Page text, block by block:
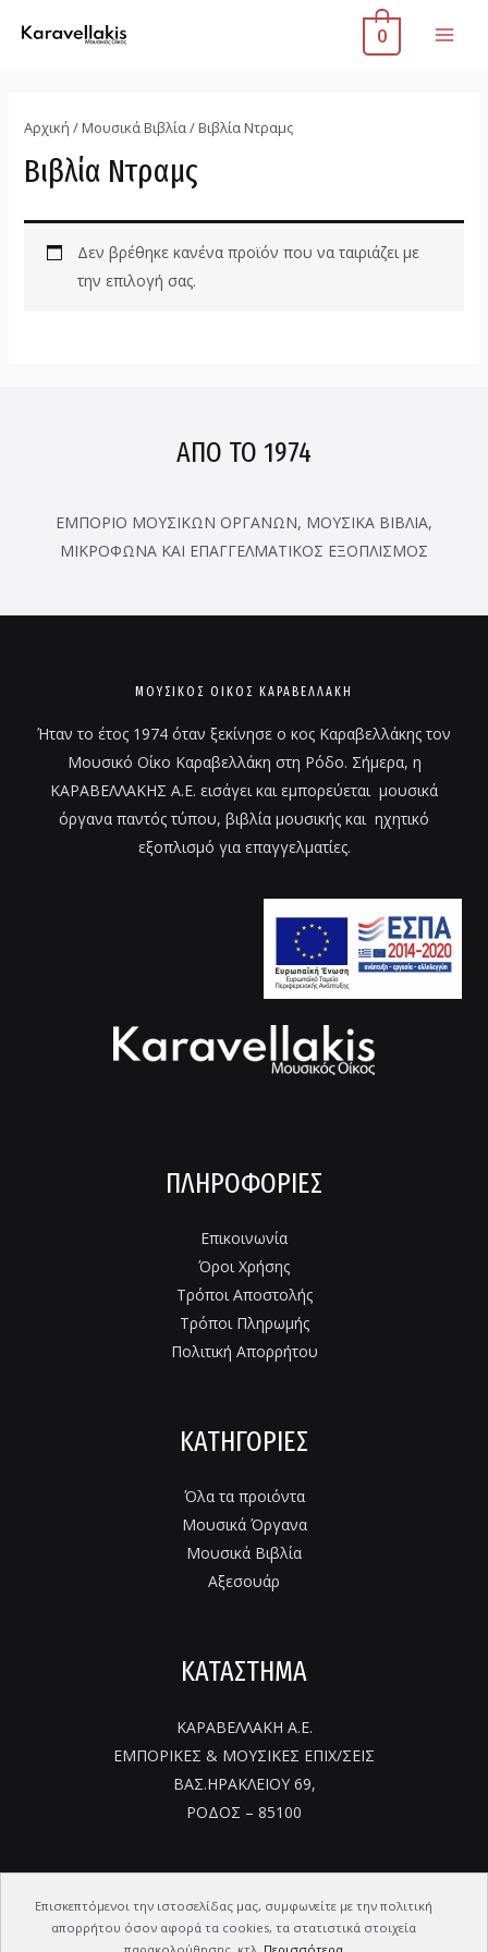
Επισκεπτόμενοι την ιστοσελίδας μας, συμφωνείτε με την πολιτική
απορρήτου όσον αφορά τα cookies, τα στατιστικά στοιχεία
0
Αρχική / Μουσικά Βιβλία/ Βιβλία Ντραμς
Βιβλία Ντραμς
Δεν βρέθηκε κανένα προϊόν που να ταιριάζει με
την επιλογή σας.
ΑΠΟ ΤΟ 1974
ΕΜΠΟΡΙΟ ΜΟΥΣΙΚΩΝ ΟΡΓΑΝΩΝ, ΜΟΥΣΙΚΑ ΒΙΒΛΙΑ,
ΜΙΚΡΟΦΩΝΑ ΚΑΙ ΕΠΑΓΓΕΛΜΑΤΙΚΟΣ ΕΞΟΠΛΙΣΜΟΣ
ΜΟΥΣΙΚΌΣ ΟΊΚΟΣ ΚΑΡΑΒΕΛΛΑΚΗ
Ήταν το έτος 1974 όταν ξεκίνησε ο κος Καραβελλάκης τον
Μουσικό Οίκο Καραβελλάκη στη Ρόδο. Σήμερα, η
ΚΑΡΑΒΕΛΛΑΚΗΣ Α.Ε. εισάγει και εμπορεύεται μουσικά
όργανα παντός τύπου, βιβλία μουσικής και ηχητικό
εξοπλισμό για επαγγελματίες.
ΠΛΗΡΟΦΟΡΊΕΣ
Επικοινωνία
Όροι Χρήσης
Τρόποι Αποστολής
Τρόποι Πληρωμής
Πολιτική Απορρήτου
ΚΑΤΗΓΟΡΙΕΣ
Όλα τα προιόντα
Μουσικά Όργανα
Μουσικά Βιβλία
Αξεσουάρ
ΚΑΤΑΣΤΗΜΑ
ΚΑΡΑΒΕΛΛΑΚΗ Α.Ε.
ΕΜΠΟΡΙΚΕΣ & ΜΟΥΣΙΚΕΣ ΕΠΙΧ/ΣΕΙΣ
ΒΑΣ.ΗΡΑΚΛΕΙΟΥ 69,
ΡΟΔΟΣ – 85100
Copyright © 2026 ΚΑΡΑΒΕΛΛΑΚΗΣ - ΜΟΥΣΙΚΑ ΟΡΓΑΝΑ